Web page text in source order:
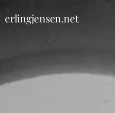
erlingjensen.net